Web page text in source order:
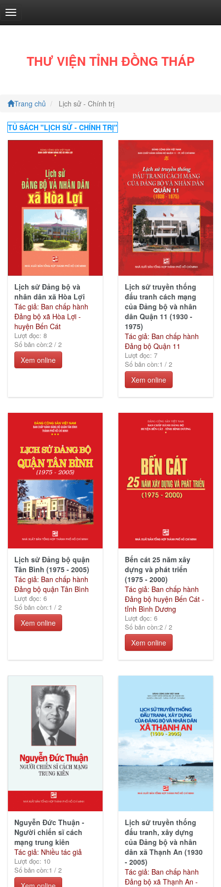
Văn
học
khỏe
Lịch
các
xuất
THƯ VIỆN TỈNH ĐỒNG THÁP
Trang chủ Lịch sử - Chính trị
TỦ SÁCH "LỊCH SỬ - CHÍNH TRỊ"
Lịch sử Đảng bộ và
nhân dân xã Hòa Lợi
Tác giả: Ban chấp hành
Đảng bộ xã Hòa Lợi -
huyện Bến Cát
Lượt đọc: 8
Số bản còn:2/2
Xem online
Lịch sử truyền thống
đấu tranh cách mạng
của Đảng bộ và nhân
dân Quận 11 (1930 -
1975)
Tác giả: Ban chấp hành
Đảng bộ Quận 11
Lượt đọc: 7
Số bản còn:1 /2
Xem online
Lịch sử Đảng bộ quận
Tân Bình (1975 - 2005)
Tác giả: Ban chấp hành
Đảng bộ quận Tân Bình
Lượt đọc: 6
Số bản còn:1 /2
Xem online
Bến cát 25 năm xây
dựng và phát triển
(1975 - 2000)
Tác giả: Ban chấp hành
Đảng bộ huyện Bến Cát -
tỉnh Bình Dương
Lượt đọc: 6
Số bản còn:2/2
Xem online
Nguyễn Đức Thuận -
Người chiến sĩ cách
mạng trung kiên
Tác giả: Nhiều tác giả
Lượt đọc: 10
Số bản còn:1 /2
Lịch sử truyền thống
đấu tranh, xây dựng
của Đảng bộ và nhân
dân xã Thạnh An (1930
- 2005)
Tác giả: Ban chấp hành
Đảng bộ xã Thạnh An -